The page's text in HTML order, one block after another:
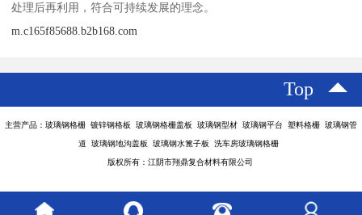
处理后再利用，符合可持续发展的理念。
m.c165f85688.b2b168.com
Top
主营产品：玻璃钢格栅 镀锌钢格板 玻璃钢格栅盖板 玻璃钢型材 玻璃钢平台 塑料格栅 玻璃钢管
道 玻璃钢地沟盖板 玻璃钢水篦子板 洗车房玻璃钢格栅
版权所有：江阴市翔鼎复合材料有限公司